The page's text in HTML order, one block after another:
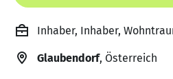
Inhaber, Inhaber,
Glaubendorf, Österreich